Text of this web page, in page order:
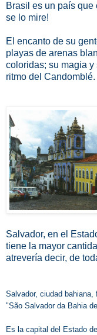
Brasil es un país
se lo mire!
El encanto de su
playas de arenas
coloridas; su magia y
ritmo del Candomblé.
Salvador, en el
tiene la mayor
atrevería decir, de
Salvador, ciudad
"São Salvador da Bahia
Es la capital del Estado